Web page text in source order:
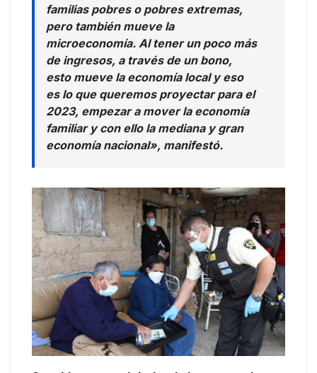
familias pobres o pobres extremas,
pero también mueve la
microeconomía. Al tener un poco más
de ingresos, a través de un bono,
esto mueve la economía local y eso
es lo que queremos proyectar para el
2023, empezar a mover la economía
familiar y con ello la mediana y gran
economía nacional», manifestó.